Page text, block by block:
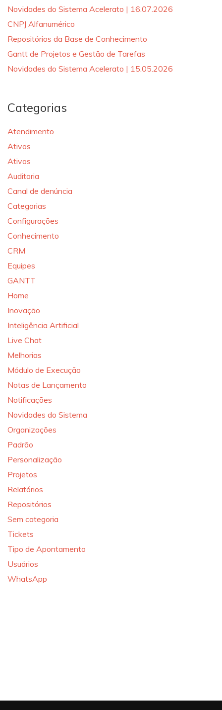
Novidades do Sistema Acelerato | 16.07.2026
CNPJ Alfanumérico
Repositórios da Base de Conhecimento
Gantt de Projetos e Gestão de Tarefas
Novidades do Sistema Acelerato | 15.05.2026
Categorias
Atendimento
Ativos
Ativos
Auditoria
Canal de denúncia
Categorias
Configurações
Conhecimento
CRM
Equipes
GANTT
Home
Inovação
Inteligência Artificial
Live Chat
Melhorias
Módulo de Execução
Notas de Lançamento
Notificações
Novidades do Sistema
Organizações
Padrão
Personalização
Projetos
Relatórios
Repositórios
Sem categoria
Tickets
Tipo de Apontamento
Usuários
WhatsApp